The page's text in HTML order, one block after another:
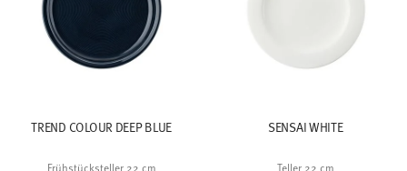
TREND COLOUR DEEP BLUE
Frühstücksteller 22 cm
SENSAI WHITE
Teller 22 cm